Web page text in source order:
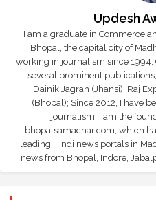
Updesh
I am a graduate in Commerce
Bhopal, the capital city of
working in journalism since 1994.
several prominent
Dainik Jagran (Jhansi), Raj
(Bhopal); Since 2012, I have
journalism. I am the
bhopalsamachar.com, which
leading Hindi news portals in
news from Bhopal, Indore,